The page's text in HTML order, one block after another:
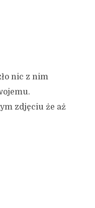
nic z nim
zdjęciu że aż